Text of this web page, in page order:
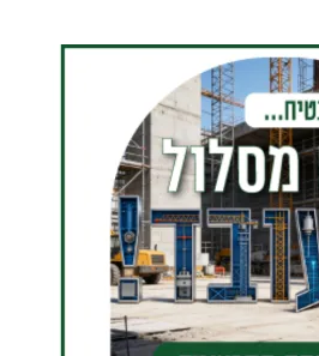
בתשליך צילום: שוקי לרר